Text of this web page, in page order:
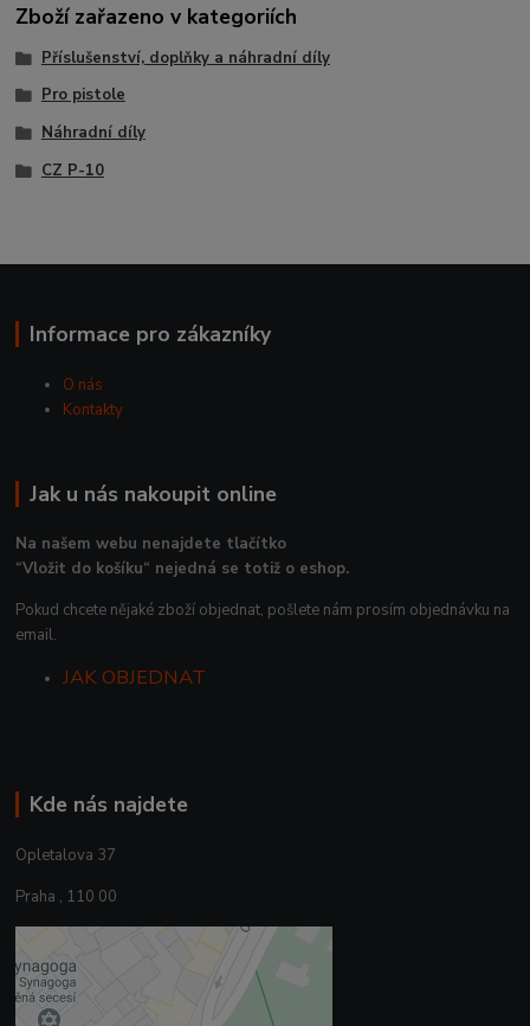
Zboží zařazeno v kategoriích
Příslušenství, doplňky a náhradní díly
Pro pistole
Náhradní díly
CZ P-10
Informace pro zákazníky
O nás
Kontakty
Jak u nás nakoupit online
Na našem webu nenajdete tlačítko
“Vložit do košíku“ nejedná se totiž o eshop.
Pokud chcete nějaké zboží objednat, pošlete nám prosím objednávku na
email.
JAK OBJEDNAT
Kde nás najdete
Opletalova 37
Praha , 110 00